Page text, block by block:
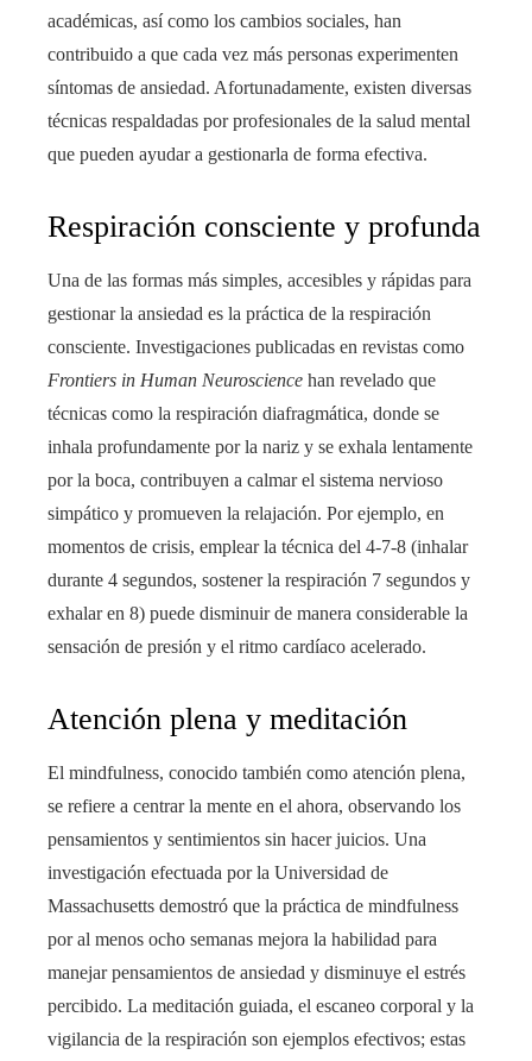
académicas, así como los cambios sociales, han
contribuido a que cada vez más personas experimenten
síntomas de ansiedad. Afortunadamente, existen diversas
técnicas respaldadas por profesionales de la salud mental
que pueden ayudar a gestionarla de forma efectiva.
Respiración consciente y profunda
Una de las formas más simples, accesibles y rápidas para
gestionar la ansiedad es la práctica de la respiración
consciente. Investigaciones publicadas en revistas como
Frontiers in Human Neuroscience han revelado que
técnicas como la respiración diafragmática, donde se
inhala profundamente por la nariz y se exhala lentamente
por la boca, contribuyen a calmar el sistema nervioso
simpático y promueven la relajación. Por ejemplo, en
momentos de crisis, emplear la técnica del 4-7-8 (inhalar
durante 4 segundos, sostener la respiración 7 segundos y
exhalar en 8) puede disminuir de manera considerable la
sensación de presión y el ritmo cardíaco acelerado.
Atención plena y meditación
El mindfulness, conocido también como atención plena,
se refiere a centrar la mente en el ahora, observando los
pensamientos y sentimientos sin hacer juicios. Una
investigación efectuada por la Universidad de
Massachusetts demostró que la práctica de mindfulness
por al menos ocho semanas mejora la habilidad para
manejar pensamientos de ansiedad y disminuye el estrés
percibido. La meditación guiada, el escaneo corporal y la
vigilancia de la respiración son ejemplos efectivos; estas